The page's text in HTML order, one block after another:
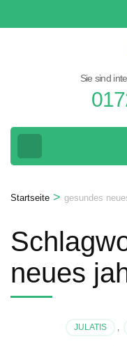
Inhalt
Sie sind
Startseite > gesundes
neues
JULATIS ,